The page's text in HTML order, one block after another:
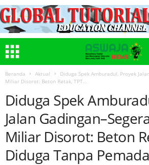
Beranda Aktual
Diduga Spek Amburadul, Proyek
Miliar Disorot: Beton Retak, TPT...
Diduga Spek
Jalan
Miliar Disorot: Beton
Diduga Tanpa